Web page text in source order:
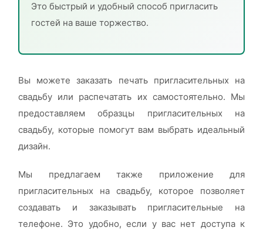
Это быстрый и удобный способ пригласить
гостей на ваше торжество.
Вы можете заказать печать пригласительных на
свадьбу или распечатать их самостоятельно. Мы
предоставляем образцы пригласительных на
свадьбу, которые помогут вам выбрать идеальный
дизайн.
Мы предлагаем также приложение для
пригласительных на свадьбу, которое позволяет
создавать и заказывать пригласительные на
телефоне. Это удобно, если у вас нет доступа к